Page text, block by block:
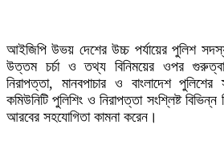
আইজিপি উভয় দেশের উচ্চ পর্যায়ের পুলিশ
উত্তম চর্চা ও তথ্য বিনিময়ের ওপর
নিরাপত্তা, মানবপাচার ও বাংলাদেশ পুলিশের
কমিউনিটি পুলিশিং ও নিরাপত্তা সংশ্লিষ্ট
আরবের সহযোগিতা কামনা করেন।